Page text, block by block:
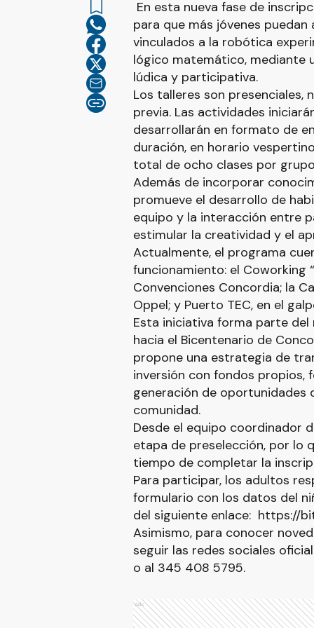
En esta nueva fase de
para que más jóvenes
vinculados a la robótica
lógico matemático, mediante
lúdica y participativa.
Los talleres son presenciales,
previa. Las actividades
desarrollarán en formato de
duración, en horario
total de ocho clases por
Además de incorporar
promueve el desarrollo de
equipo y la interacción entre
estimular la creatividad y el
Actualmente, el programa
funcionamiento: el Coworking
Convenciones Concordia; la
Oppel; y Puerto TEC, en el
Esta iniciativa forma parte
hacia el Bicentenario de
propone una estrategia de
inversión con fondos
generación de oportunidades
comunidad.
Desde el equipo coordinador
etapa de preselección, por lo
tiempo de completar la
Para participar, los adultos
formulario con los datos del
del siguiente enlace: https://
Asimismo, para conocer
seguir las redes sociales
o al 345 408 5795.
Ads